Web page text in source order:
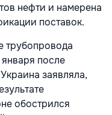
нефти и намерена
поставок.
трубопровода
после
заявляла,
обострился